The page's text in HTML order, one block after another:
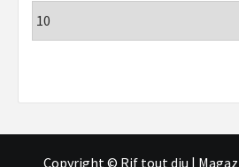
Copyright © Rif tout dju |